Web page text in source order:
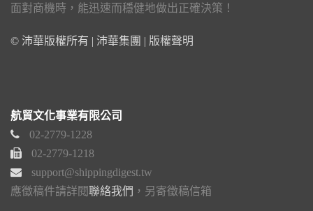
面對商機時，能迅速而穩健地做出正確決策！
© 沛華版權所有 | 沛華集團 | 版權聲明
航貿文化事業有限公司
02-2779-1228
02-2779-1218
support@shippingdigest.tw
應徵稿件請詳閱聯絡我們 ，另寄徵稿信箱